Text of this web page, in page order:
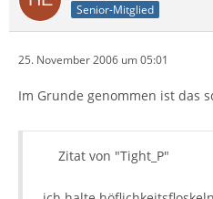
Senior-Mitglied
25. November 2006 um 05:01
Im Grunde genommen ist das
Zitat von "Tight_P"